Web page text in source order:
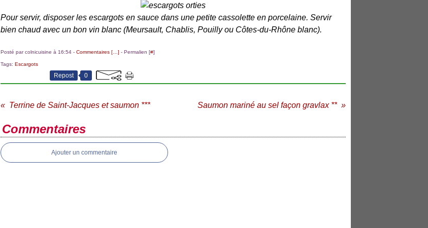
Pour servir, disposer les escargots en sauce dans une petite cassolette en porcelaine. Servir
bien chaud avec un bon vin blanc (Meursault, Chablis, Pouilly ou Côtes-du-Rhône blanc).
Posté par colnicuisine à 16:54 - Commentaires [ ] - Permalien [#]
Tags: Escargots
Repost 0
Terrine de Saint-Jacques et saumon *** Saumon mariné au sel façon gravlax **
Commentaires
Ajouter un commentaire